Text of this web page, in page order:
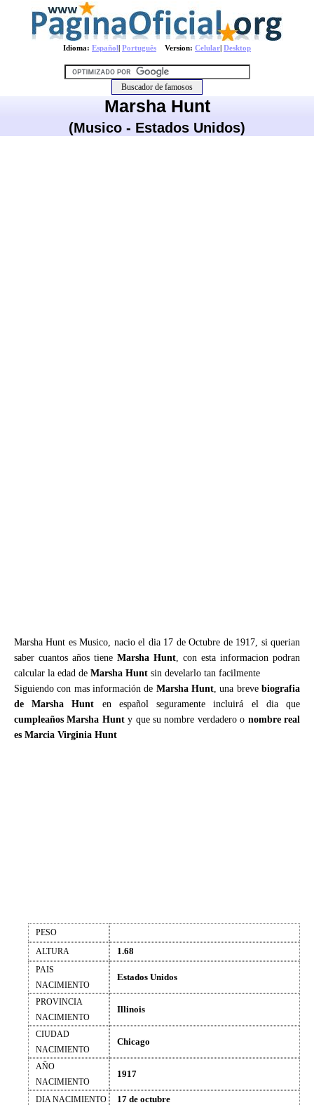
Idioma: Español| Português Version: Celular| Desktop
Marsha Hunt
(Musico - Estados Unidos)
Marsha Hunt es Musico, nacio el dia 17 de Octubre de 1917, si querian
saber cuantos años tiene Marsha Hunt, con esta informacion podran
calcular la edad de Marsha Hunt sin develarlo tan facilmente
Siguiendo con mas información de Marsha Hunt, una brevebiografia
de Marsha Hunt en español seguramente incluirá el dia que
cumpleaños Marsha Hunty que su nombre verdadero o nombre real
es Marcia Virginia Hunt
PESO
ALTURA
1.68
PAIS
NACIMIENTO
Estados Unidos
PROVINCIA
NACIMIENTO
Illinois
CIUDAD
NACIMIENTO
Chicago
AÑO
NACIMIENTO
1917
DIA NACIMIENTO 17 de octubre